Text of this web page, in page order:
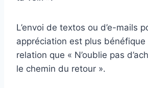
L’envoi de textos ou d’e-mails
appréciation est plus bénéfique
relation que « N’oublie pas
le chemin du retour ».